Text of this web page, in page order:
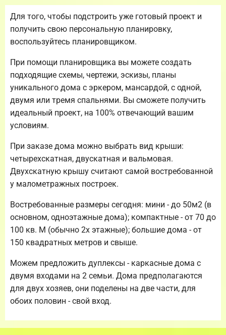
Для того, чтобы подстроить уже готовый проект и
получить свою персональную планировку,
воспользуйтесь планировщиком.
При помощи планировщика вы можете создать
подходящие схемы, чертежи, эскизы, планы
уникального дома с эркером, мансардой, с одной,
двумя или тремя спальнями. Вы сможете получить
идеальный проект, на 100% отвечающий вашим
условиям.
При заказе дома можно выбрать вид крыши:
четырехскатная, двускатная и вальмовая.
Двухскатную крышу считают самой востребованной
у малометражных построек.
Востребованные размеры сегодня: мини - до 50м2 (в
основном, одноэтажные дома); компактные - от 70 до
100 кв. М (обычно 2х этажные); большие дома - от
150 квадратных метров и свыше.
Можем предложить дуплексы - каркасные дома с
двумя входами на 2 семьи. Дома предполагаются
для двух хозяев, они поделены на две части, для
обоих половин - свой вход.